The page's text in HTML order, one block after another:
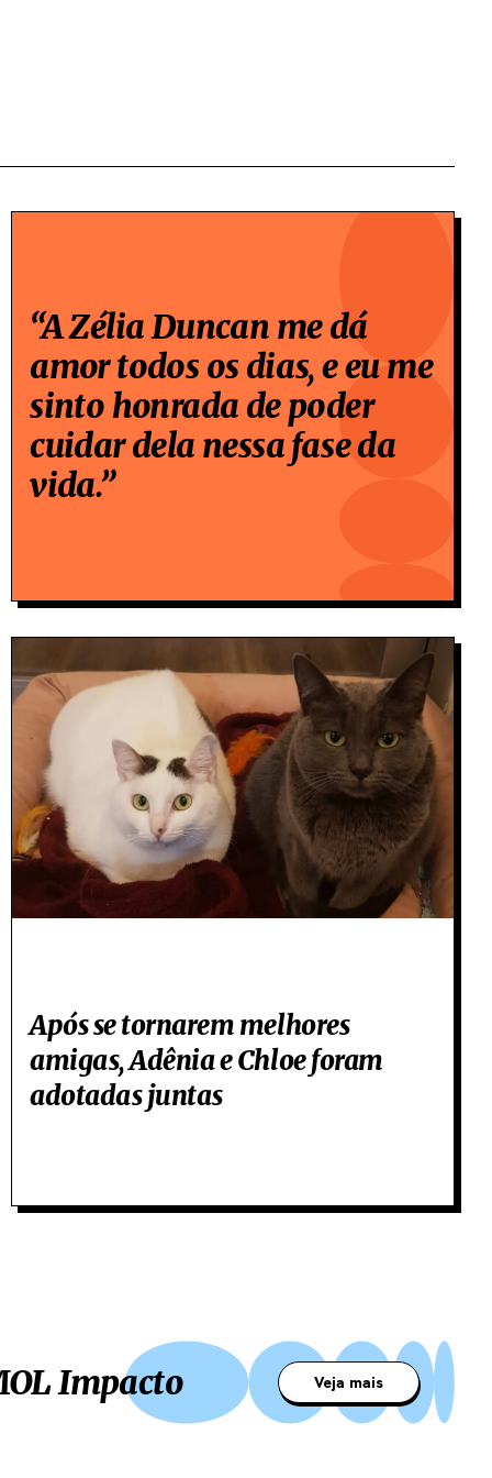
“A Zélia Duncan me dá
amor todos os dias, e eu me
sinto honrada de poder
cuidar dela nessa fase da
vida.”
Após se tornarem melhores
amigas, Adênia e Chloe foram
adotadas juntas
Impacto Veja mais